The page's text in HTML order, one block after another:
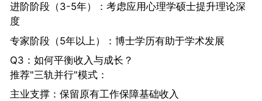
进阶阶段（3-5年）：考虑应用心理学硕士提升理论深
度
专家阶段（5年以上）：博士学历有助于学术发展
Q3：如何平衡收入与成长？
推荐"三轨并行"模式：
主业支撑：保留原有工作保障基础收入